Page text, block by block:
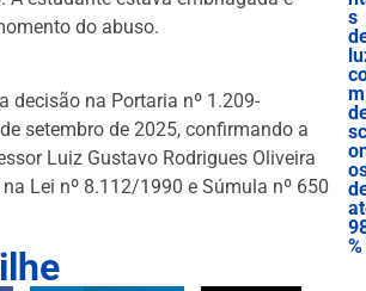
do abuso.
decisão na Portaria nº 1.209-
setembro de 2025, confirmando a
Luiz Gustavo Rodrigues Oliveira
Lei nº 8.112/1990 e Súmula nº 650
s
m
sc
%